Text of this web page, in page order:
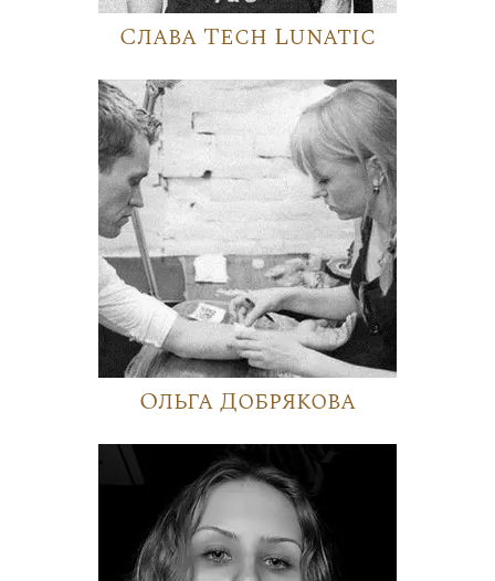
Слава Tech Lunatic
Ольга Добрякова